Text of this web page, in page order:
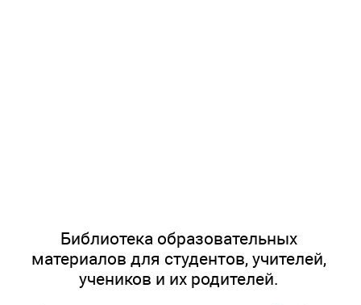
Библиотека образовательных
материалов для студентов, учителей,
учеников и их родителей.